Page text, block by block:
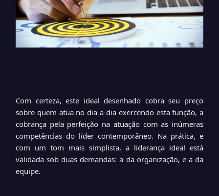
Com certeza, este ideal desenhado cobra seu preço
sobre quem atua no dia-a-dia exercendo esta função, a
cobrança pela perfeição na atuação com as inúmeras
competências do líder contemporâneo. Na prática, e
com um tom mais simplista, a liderança ideal está
validada sob duas demandas: a da organização, e a da
equipe.